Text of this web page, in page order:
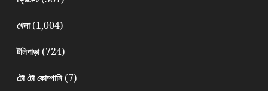
খেলা(1,004)
টলিপাড়া(724)
টো টো কোম্পানি(7)